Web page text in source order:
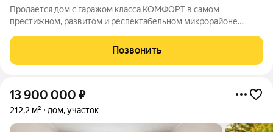
Продается дом с гаражом класса КОМФОРТ в самом
престижном, развитом и респектабельном микрорайоне
проживания большой семьи вдали от городской суеты. ЦЕНА
ОТ ЗАСТРОЙЩИКА!!! Общaя площaдь дома
Позвонить
13 900 000 ₽
212,2 м² дом, участок